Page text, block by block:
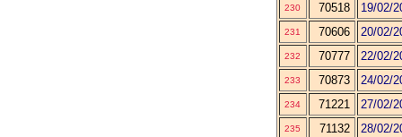
230 70518 19/02/
231 70606 20/02/
232 70777 22/02/
233 70873 24/02/
234 71221 27/02/
235 71132 28/02/